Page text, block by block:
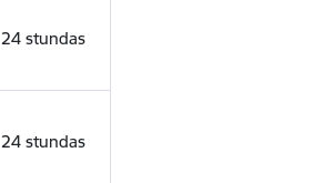
24 stundas
24 stundas